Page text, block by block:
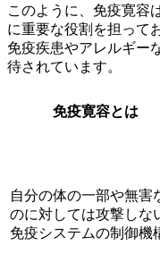
このように、免疫寛容
に重要な役割を担って
免疫疾患やアレルギー
待されています。
免疫寛容とは
自分の体の一部や無害
のに対しては攻撃しな
免疫システムの制御機